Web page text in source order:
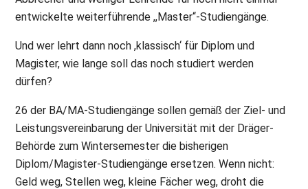
entwickelte weiterführende ,,Master“-Studiengänge.
Und wer lehrt dann noch ,klassisch‘ für Diplom und
Magister, wie lange soll das noch studiert werden
dürfen?
26 der BA/MA-Studiengänge sollen gemäß der Ziel- und
Leistungsvereinbarung der Universität mit der Dräger-
Behörde zum Wintersemester die bisherigen
Diplom/Magister-Studiengänge ersetzen. Wenn nicht:
Geld weg, Stellen weg, kleine Fächer weg, droht die